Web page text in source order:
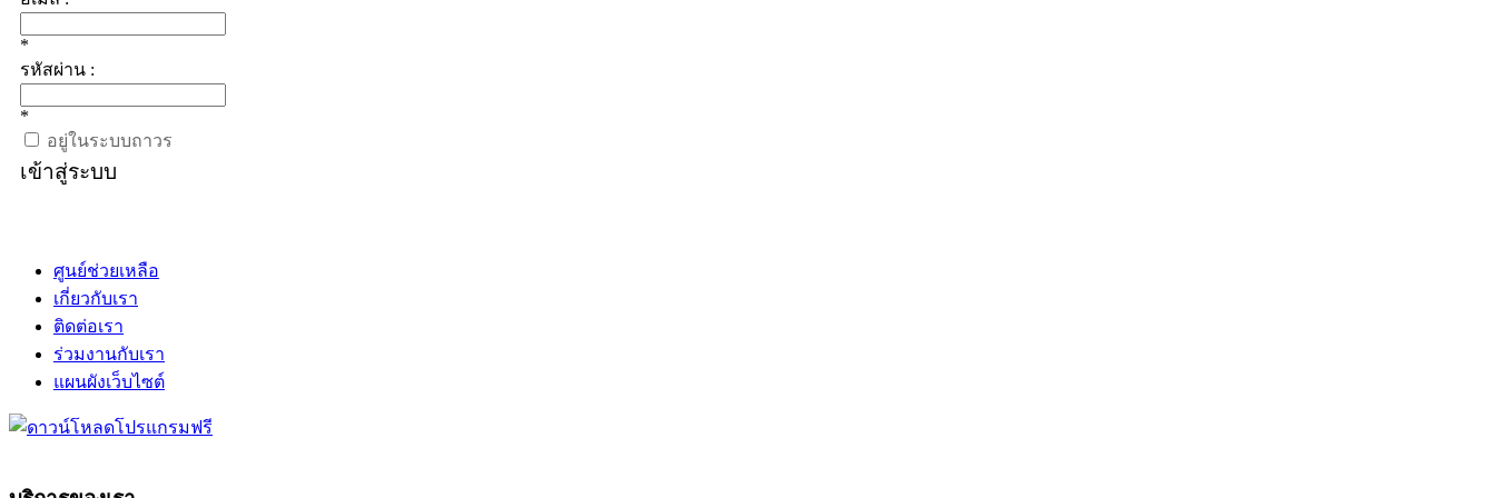
*
รหัสผ่าน :
*
อยู่ในระบบถาวร
เข้าสู่ระบบ
ศูนย์ช่วยเหลือ
เกี่ยวกับเรา
ติดต่อเรา
ร่วมงานกับเรา
แผนผังเว็บไซต์